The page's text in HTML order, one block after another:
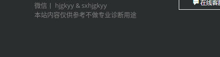
微信丨 hjgkyy & sxhjgkyy
本站内容仅供参考不做专业诊断用途